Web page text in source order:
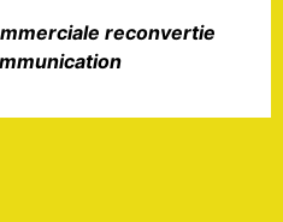
reconvertie